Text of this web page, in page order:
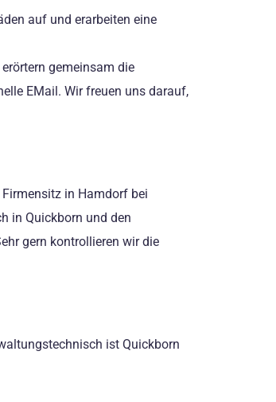
auf und erarbeiten eine
gemeinsam die
EMail. Wir freuen uns darauf,
in Hamdorf bei
in Quickborn und den
gern kontrollieren wir die
ist Quickborn